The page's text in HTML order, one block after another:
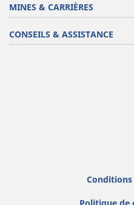
MINES & CARRIÈRES
CONSEILS & ASSISTANCE